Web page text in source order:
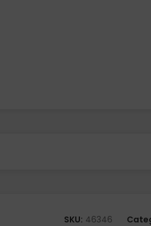
SKU: 46346